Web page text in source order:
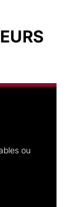
ou